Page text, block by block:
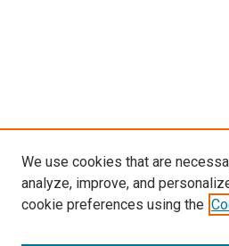
We use cookies that are
analyze, improve, and
cookie preferences using the